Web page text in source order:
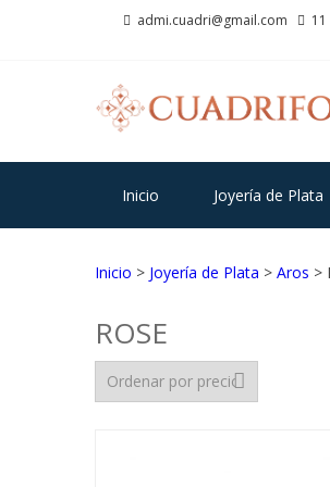
admi.cuadri@gmail.com
Inicio Joyería de Plata
Inicio > Joyería de Plata > Aros >
ROSE